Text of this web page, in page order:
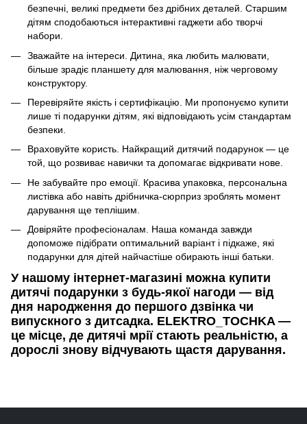
безпечні, великі предмети без дрібних деталей. Старшим
дітям сподобаються інтерактивні гаджети або творчі
набори.
Зважайте на інтереси. Дитина, яка любить малювати,
більше зрадіє планшету для малювання, ніж черговому
конструктору.
Перевіряйте якість і сертифікацію. Ми пропонуємо купити
лише ті подарунки дітям, які відповідають усім стандартам
безпеки.
Враховуйте користь. Найкращий дитячий подарунок — це
той, що розвиває навички та допомагає відкривати нове.
Не забувайте про емоції. Красива упаковка, персональна
листівка або навіть дрібничка-сюрприз зроблять момент
дарування ще теплішим.
Довіряйте професіоналам. Наша команда завжди
допоможе підібрати оптимальний варіант і підкаже, які
подарунки для дітей найчастіше обирають інші батьки.
У нашому інтернет-магазині можна купити
дитячі подарунки з будь-якої нагоди — від
дня народження до першого дзвінка чи
випускного з дитсадка. ELEKTRO_TOCHKA —
це місце, де дитячі мрії стають реальністю, а
дорослі знову відчувають щастя дарування.